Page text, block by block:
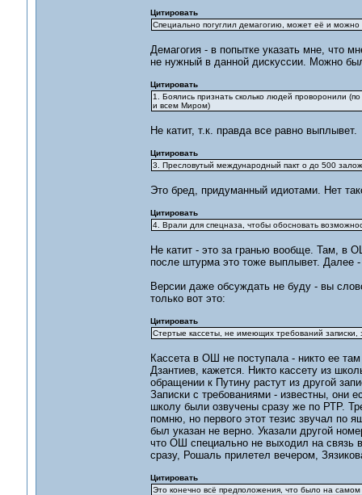
Цитировать
Специально погуглил демагогию, может её и можно
Демагогия - в попытке указать мне, что
не нужный в данной дискуссии. Можно
Цитировать
1. Боялись признать сколько людей проворонили
и всем Миром)
Не катит, т.к. правда все равно выплывет.
Цитировать
3. Пресловутый международный пакт о до 500
Это бред, придуманный идиотами. Нет
Цитировать
4. Врали для спецназа, чтобы обосновать
Не катит - это за гранью вообще. Там, в
после штурма это тоже выплывет.
Версии даже обсуждать не буду - вы
только вот это:
Цитировать
Стертые кассеты, не имеющих требований
Кассета в ОШ не поступала - никто ее
Дзантиев, кажется. Никто кассету из
обращении к Путину растут из другой
Записки с требованиями - известны, они
школу были озвучены сразу же по РТР.
помню, но первого этот тезис звучал по
был указан не верно. Указали другой
что ОШ специально не выходил на связь
сразу, Рошаль прилетел вечером,
Цитировать
Это конечно всё предположения, что было на